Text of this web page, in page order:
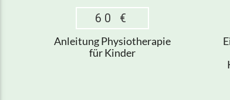
60 €
Anleitung Physiotherapie
für Kinder